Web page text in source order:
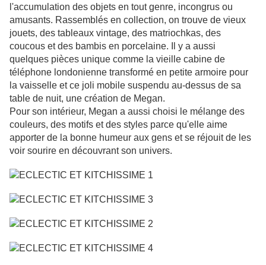
l'accumulation des objets en tout genre, incongrus ou
amusants. Rassemblés en collection, on trouve de vieux
jouets, des tableaux vintage, des matriochkas, des
coucous et des bambis en porcelaine. Il y a aussi
quelques pièces unique comme la vieille cabine de
téléphone londonienne transformé en petite armoire pour
la vaisselle et ce joli mobile suspendu au-dessus de sa
table de nuit, une création de Megan.
Pour son intérieur, Megan a aussi choisi le mélange des
couleurs, des motifs et des styles parce qu'elle aime
apporter de la bonne humeur aux gens et se réjouit de les
voir sourire en découvrant son univers.